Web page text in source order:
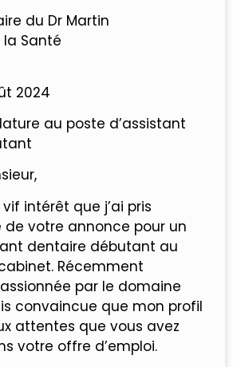
du Dr Martin
Santé
2024
au poste d’assistant
intérêt que j’ai pris
votre annonce pour un
dentaire débutant au
Récemment
par le domaine
convaincue que mon profil
attentes que vous avez
votre offre d’emploi.